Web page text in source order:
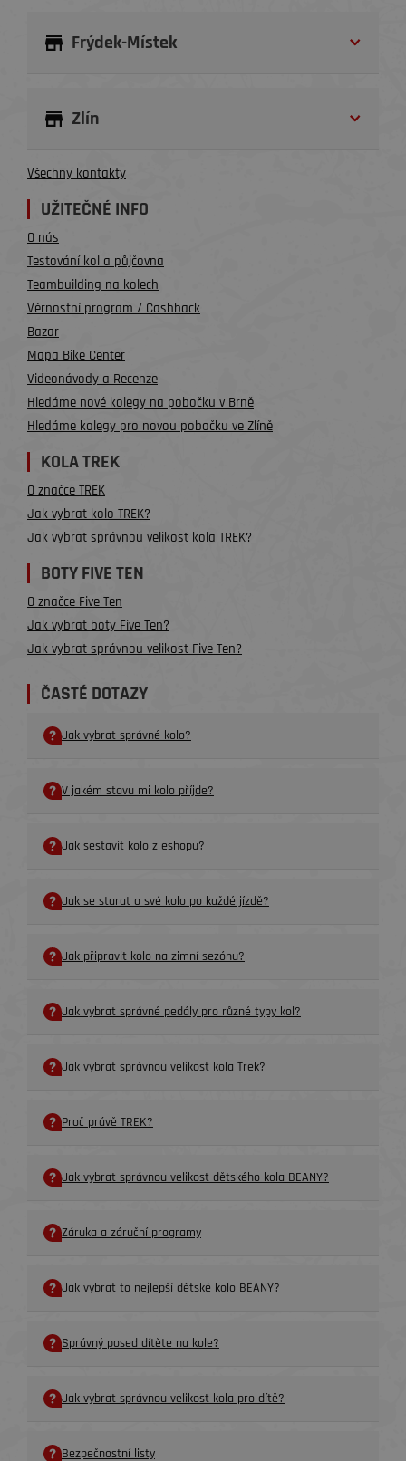
Frýdek-Místek
Zlín
Všechny kontakty
UŽITEČNÉ INFO
O nás
Testování kol a půjčovna
Teambuilding na kolech
Věrnostní program / Cashback
Bazar
Mapa Bike Center
Videonávody a Recenze
Hledáme nové kolegy na pobočku v Brně
Hledáme kolegy pro novou pobočku ve Zlíně
KOLA TREK
O značce TREK
Jak vybrat kolo TREK?
Jak vybrat správnou velikost kola TREK?
BOTY FIVE TEN
O značce Five Ten
Jak vybrat boty Five Ten?
Jak vybrat správnou velikost Five Ten?
ČASTÉ DOTAZY
Jak vybrat správné kolo?
V jakém stavu mi kolo příjde?
Jak sestavit kolo z eshopu?
Jak se starat o své kolo po každé jízdě?
Jak připravit kolo na zimní sezónu?
Jak vybrat správné pedály pro různé typy kol?
Jak vybrat správnou velikost kola Trek?
Proč právě TREK?
Jak vybrat správnou velikost dětského kola BEANY?
Záruka a záruční programy
Jak vybrat to nejlepší dětské kolo BEANY?
Správný posed dítěte na kole?
Jak vybrat správnou velikost kola pro dítě?
Bezpečnostní listy